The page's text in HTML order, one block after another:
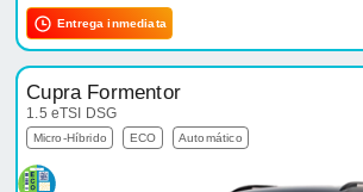
Entrega inmediata
Cupra Formentor
1.5 eTSI DSG
Micro-Híbrido ECO Automático